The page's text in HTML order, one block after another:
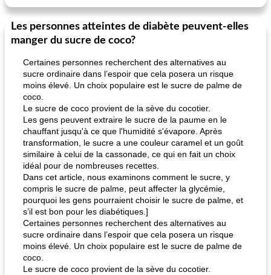
Les personnes atteintes de diabète peuvent-elles
manger du sucre de coco?
Certaines personnes recherchent des alternatives au
sucre ordinaire dans l’espoir que cela posera un risque
moins élevé. Un choix populaire est le sucre de palme de
coco.
Le sucre de coco provient de la sève du cocotier.
Les gens peuvent extraire le sucre de la paume en le
chauffant jusqu'à ce que l'humidité s'évapore. Après
transformation, le sucre a une couleur caramel et un goût
similaire à celui de la cassonade, ce qui en fait un choix
idéal pour de nombreuses recettes.
Dans cet article, nous examinons comment le sucre, y
compris le sucre de palme, peut affecter la glycémie,
pourquoi les gens pourraient choisir le sucre de palme, et
s’il est bon pour les diabétiques.]
Certaines personnes recherchent des alternatives au
sucre ordinaire dans l’espoir que cela posera un risque
moins élevé. Un choix populaire est le sucre de palme de
coco.
Le sucre de coco provient de la sève du cocotier.